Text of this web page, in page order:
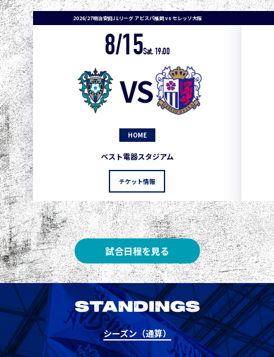
2026/27明治安田J1リーグ アビスパ福岡 vs セレッソ大阪
8/15Sat. 19:00
VS
HOME
ベスト電器スタジアム
チケット情報
試合日程を見る
STANDINGS
シーズン（通算）
1
2 0
3 3 1 0 0
3
5 3
5 3 1
5
8 清水 3 1 0 0 1
8 神戸 3 1 0 1
10 東京Ｖ 1 0 1 0 0
10 川崎Ｆ 1 0 1 0
12 浦和 0 0 0 1 -1
横浜FM 0 0 1 -1